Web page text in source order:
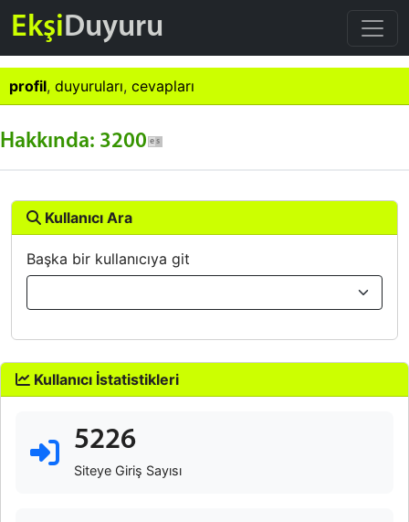
EkşiDuyuru
profil, duyuruları, cevapları
Hakkında: 3200
Kullanıcı Ara
Başka bir kullanıcıya git
Kullanıcı İstatistikleri
5226
Siteye Giriş Sayısı